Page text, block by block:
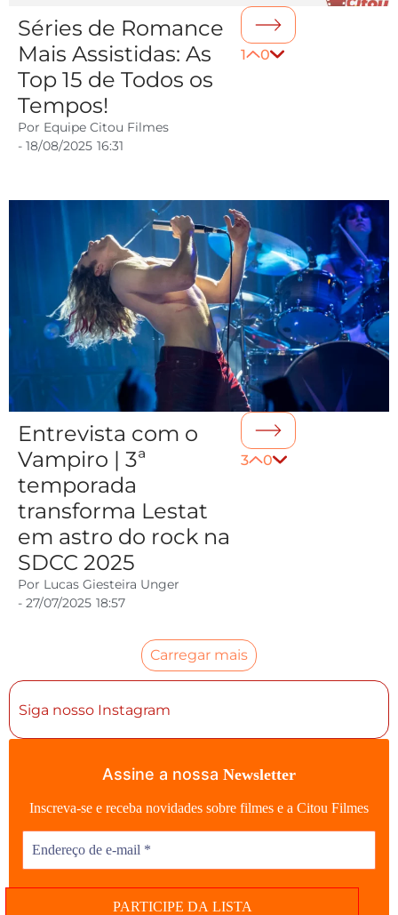
Séries de Romance
Mais Assistidas: As
Top 15 de Todos os
Tempos!
Por Equipe Citou Filmes
- 18/08/2025 16:31
0
1
Entrevista com o
Vampiro | 3ª
temporada
transforma Lestat
em astro do rock na
SDCC 2025
Por Lucas Giesteira Unger
- 27/07/2025 18:57
0
3
Carregar mais
Assine a nossa Newsletter
Inscreva-se e receba novidades sobre filmes e a Citou Filmes
Siga nosso Instagram